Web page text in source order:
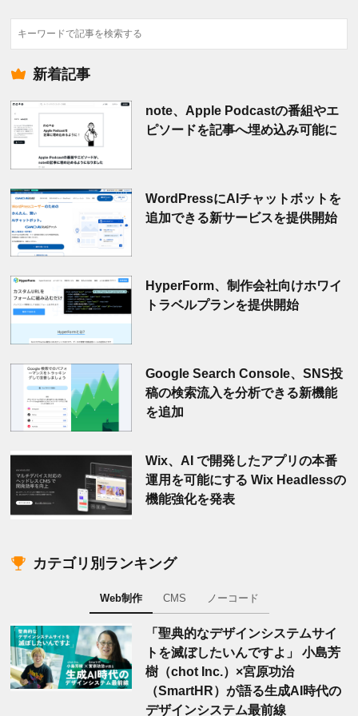
検
索
新着記事
note、Apple Podcastの番組やエ
ピソードを記事へ埋め込み可能に
WordPressにAIチャットボットを
追加できる新サービスを提供開始
HyperForm、制作会社向けホワイ
トラベルプランを提供開始
Google Search Console、SNS投
稿の検索流入を分析できる新機能
を追加
Wix、AI で開発したアプリの本番
運用を可能にする Wix Headlessの
機能強化を発表
カテゴリ別ランキング
Web制作 CMS ノーコード
「聖典的なデザインシステムサイ
トを滅ぼしたいんですよ」 小島芳
樹（chot Inc.）×宮原功治
（SmartHR）が語る生成AI時代の
デザインシステム最前線